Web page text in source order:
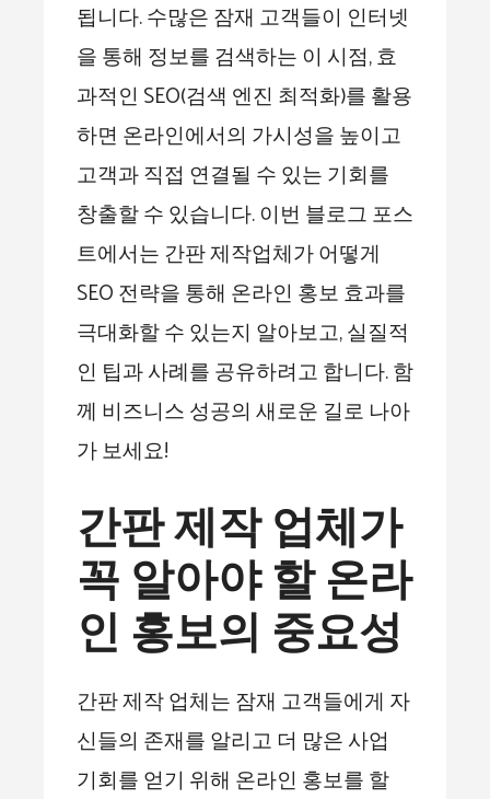
됩니다. 수많은 잠재 고객들이 인터넷
을 통해 정보를 검색하는 이 시점, 효
과적인 SEO(검색 엔진 최적화)를 활용
하면 온라인에서의 가시성을 높이고
고객과 직접 연결될 수 있는 기회를
창출할 수 있습니다. 이번 블로그 포스
트에서는 간판 제작업체가 어떻게
SEO 전략을 통해 온라인 홍보 효과를
극대화할 수 있는지 알아보고, 실질적
인 팁과 사례를 공유하려고 합니다. 함
께 비즈니스 성공의 새로운 길로 나아
가 보세요!
간판 제작 업체가
꼭 알아야 할 온라
인 홍보의 중요성
간판 제작 업체는 잠재 고객들에게 자
신들의 존재를 알리고 더 많은 사업
기회를 얻기 위해 온라인 홍보를 할